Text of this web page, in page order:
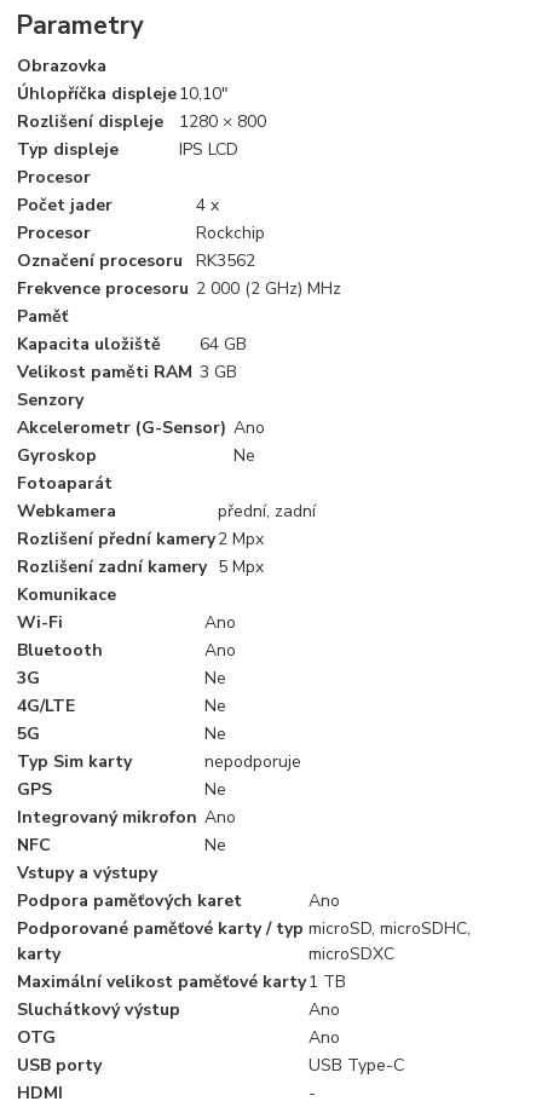
Parametry
Obrazovka
Úhlopříčka displeje10,10"
Rozlišení displeje
1280 × 800
Typ displeje
IPS LCD
Procesor
Počet jader
4 x
Procesor
Rockchip
Označení procesoru
RK3562
Frekvence procesoru 2 000 (2 GHz) MHz
Paměť
Kapacita uložiště
64 GB
Velikost paměti RAM 3 GB
Senzory
Akcelerometr (G-Sensor) Ano
Gyroskop
Ne
Fotoaparát
Webkamera
přední, zadní
Rozlišení přední kamery2 Mpx
Rozlišení zadní kamery 5 Mpx
Komunikace
Wi-Fi
Ano
Bluetooth
Ano
3G
Ne
4G/LTE
Ne
5G
Ne
Typ Sim karty
nepodporuje
GPS
Ne
Integrovaný mikrofon Ano
NFC
Ne
Vstupy a výstupy
Podpora paměťových karet
Ano
Podporované paměťové karty / typ
karty
microSD, microSDHC,
microSDXC
Maximální velikost paměťové karty1 TB
Sluchátkový výstup
Ano
OTG
Ano
USB porty
USB Type-C
HDMI
-